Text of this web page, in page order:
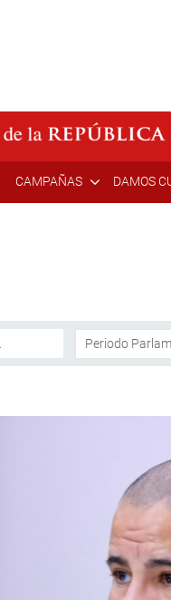
CAMPAÑAS DAMOS